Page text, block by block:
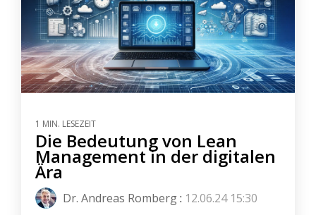
1 MIN. LESEZEIT
Die Bedeutung von Lean
Management in der digitalen
Ära
Dr. Andreas Romberg: 12.06.24 15:30